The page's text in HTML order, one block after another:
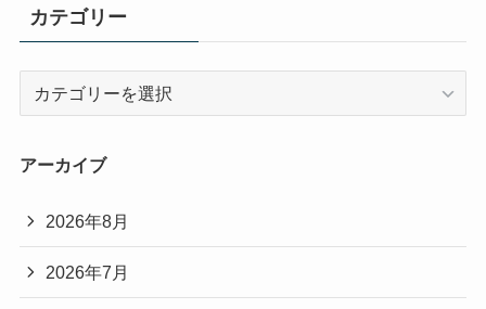
カテゴリー
リ
アーカイブ
2026年8月
2026年7月